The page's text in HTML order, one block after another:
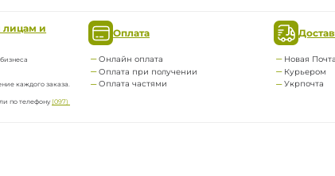
и
каждого заказа.
по телефону(097)
Оплата
Онлайн оплата
Оплата при получении
Оплата частями
Новая Почта
Курьером
Укрпочта